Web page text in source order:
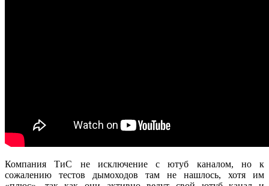
Компания ТиС не исключение с ютуб каналом, но к
сожалению тестов дымоходов там не нашлось, хотя им